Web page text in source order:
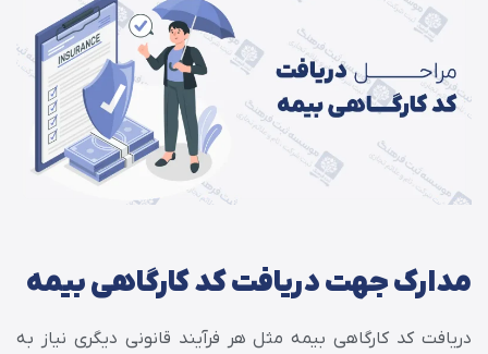
مدارک جهت دریافت کد کارگاهی بیمه
دریافت کد کارگاهی بیمه مثل هر فرآیند قانونی دیگری نیاز به